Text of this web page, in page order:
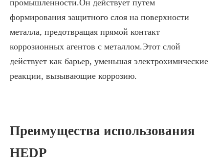
промышленности.Он действует путем
формирования защитного слоя на поверхности
металла, предотвращая прямой контакт
коррозионных агентов с металлом.Этот слой
действует как барьер, уменьшая электрохимические
реакции, вызывающие коррозию.
Преимущества использования
HEDP